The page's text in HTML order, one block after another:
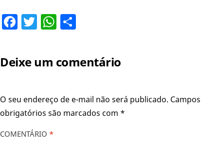
Facebook
TwitterWhatsApp
Deixe um comentário
O seu endereço de e-mail não será publicado. Campos
obrigatórios são marcados com *
COMENTÁRIO *